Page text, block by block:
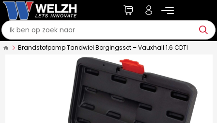
Brandstofpomp Tandwiel Borgingsset – Vauxhall 1.6 CDTI